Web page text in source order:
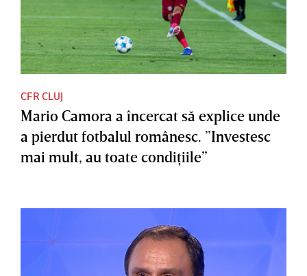
CFR CLUJ
Mario Camora a încercat să explice unde
a pierdut fotbalul românesc. ”Investesc
mai mult, au toate condiţiile”